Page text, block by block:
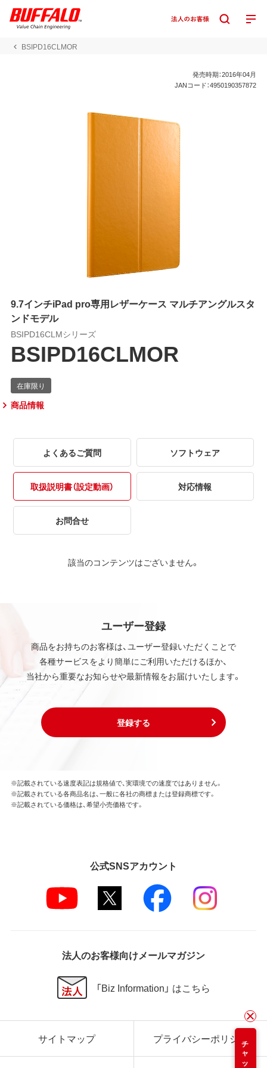
BSIPD16CLMOR
発売時期：2016年04月
JANコード：4950190357872
9.7インチiPad pro専用レザーケース マルチアングルスタ
ンドモデル
BSIPD16CLMシリーズ
BSIPD16CLMOR
商品情報
よくあるご質問 ソフトウェア
取扱説明書（設定動画） 対応情報
お問合せ
該当のコンテンツはございません。
ユーザー登録
商品をお持ちのお客様は、ユーザー登録いただくことで
各種サービスをより簡単にご利用いただけるほか、
当社から重要なお知らせや最新情報をお届けいたします。
登録する
チャット
※記載されている速度表記は規格値で、実環境での速度ではありません。
※記載されている各商品名は、一般に各社の商標または登録商標です。
※記載されている価格は、希望小売価格です。
公式SNSアカウント
法人のお客様向けメールマガジン
「Biz Information」 はこちら
サイトマップ プライバシーポリシー